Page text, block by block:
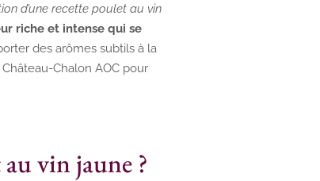
d’une recette poulet au vin
riche et intense qui se
des arômes subtils à la
Chalon AOC pour
vin jaune ?